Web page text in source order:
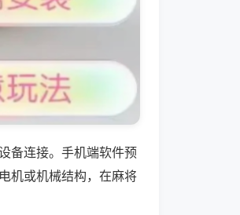
备连接。手机端软件预
机或机械结构，在麻将